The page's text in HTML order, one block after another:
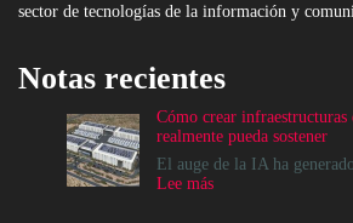
sector de tecnologías de la información y
Notas recientes
Cómo crear
realmente pueda sostener
El auge de la IA ha
Lee más: